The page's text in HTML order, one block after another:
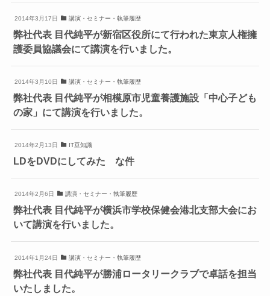
2014年3月17日 講演・セミナー・執筆履歴
弊社代表 目代純平が新宿区役所にて行われた東京人権擁
護委員協議会にて講演を行いました。
2014年3月10日 講演・セミナー・執筆履歴
弊社代表 目代純平が相模原市児童養護施設「中心子ども
の家」にて講演を行いました。
2014年2月13日 IT豆知識
LDをDVDにしてみた な件
2014年2月6日 講演・セミナー・執筆履歴
弊社代表 目代純平が横浜市学校保健会港北支部大会にお
いて講演を行いました。
2014年1月24日 講演・セミナー・執筆履歴
弊社代表 目代純平が勝浦ロータリークラブで卓話を担当
いたしました。